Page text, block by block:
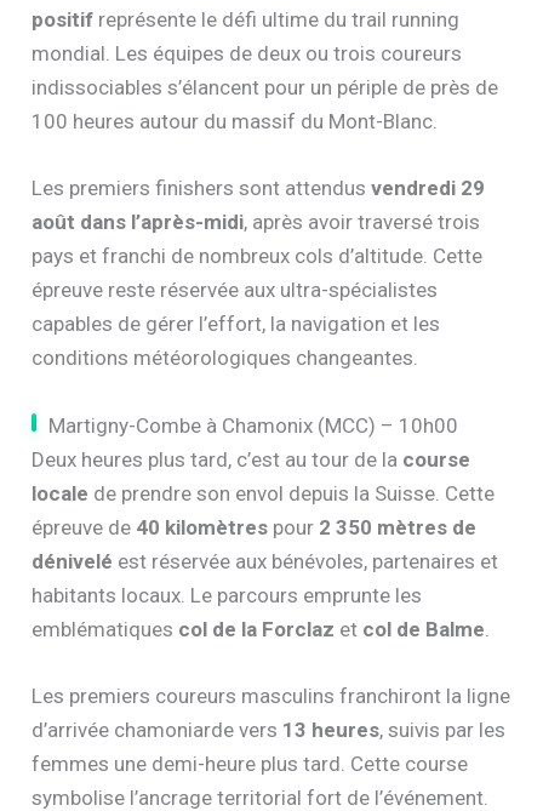
positif représente le défi ultime du trail running
mondial. Les équipes de deux ou trois coureurs
indissociables s’élancent pour un périple de près de
100 heures autour du massif du Mont-Blanc.
Les premiers finishers sont attendusvendredi 29
août dans l’après-midi, après avoir traversé trois
pays et franchi de nombreux cols d’altitude. Cette
épreuve reste réservée aux ultra-spécialistes
capables de gérer l’effort, la navigation et les
conditions météorologiques changeantes.
Martigny-Combe à Chamonix (MCC) – 10h00
Deux heures plus tard, c’est au tour de la course
locale de prendre son envol depuis la Suisse. Cette
épreuve de 40 kilomètres pour 2 350 mètres de
dénivelé est réservée aux bénévoles, partenaires et
habitants locaux. Le parcours emprunte les
emblématiques col de la Forclaz et col de Balme
Les premiers coureurs masculins franchiront la ligne
d’arrivée chamoniarde vers 13 heures, suivis par les
femmes une demi-heure plus tard. Cette course
symbolise l’ancrage territorial fort de l’événement.